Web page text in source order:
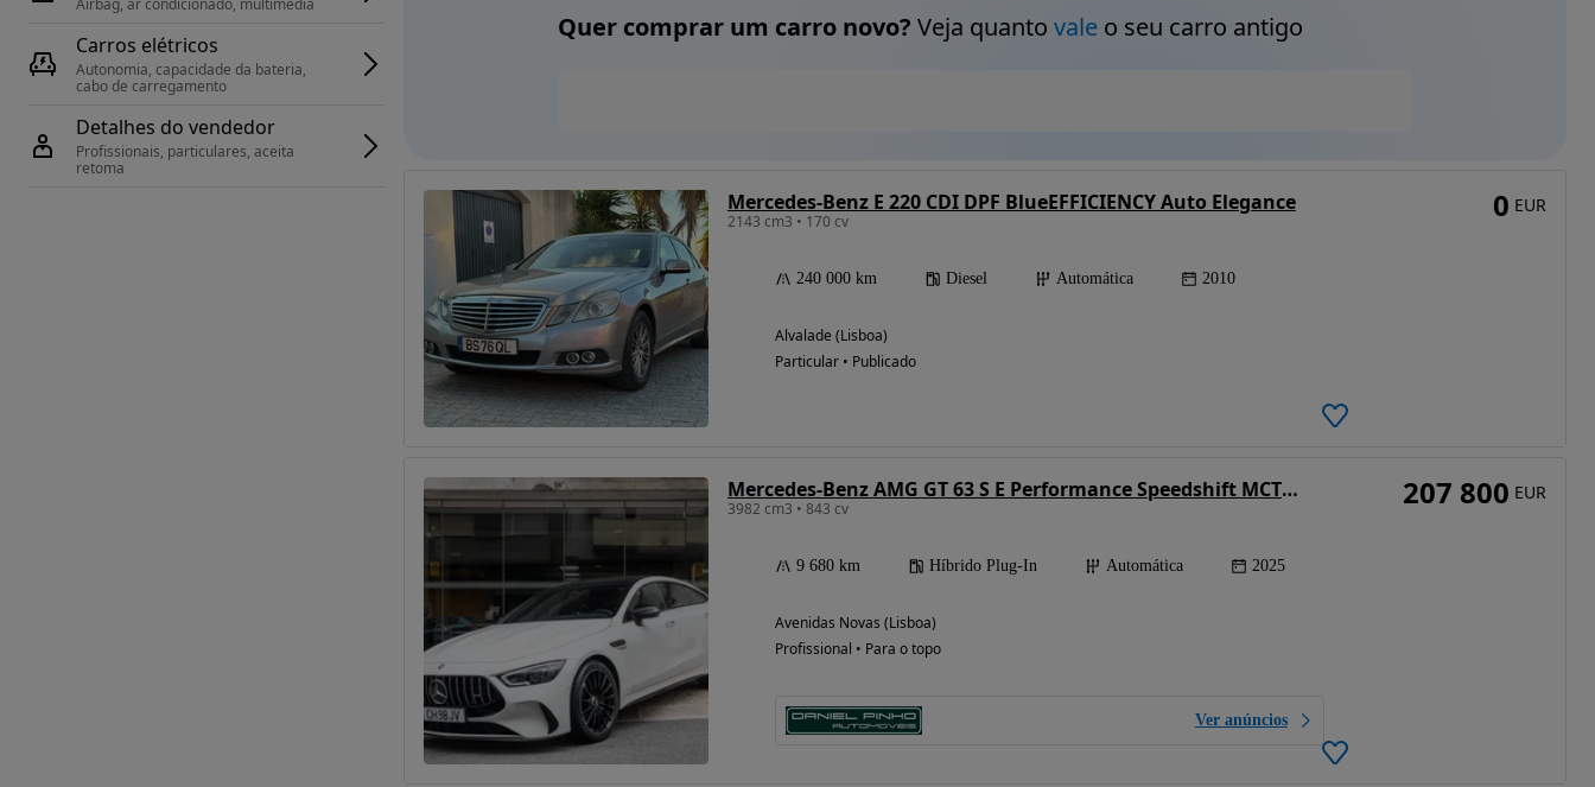
Carros elétricos
Autonomia, capacidade da bateria,
cabo de carregamento
Detalhes do vendedor
Profissionais, particulares, aceita
retoma
Quer comprar um carro novo? Veja quanto valeo seu carro antigo
Mercedes-Benz E 220 CDI DPF BlueEFFICIENCY Auto Elegance
2143 cm3 • 170 cv
240 000 km Diesel Automática 2010
Alvalade (Lisboa)
Particular • Publicado
0 EUR
Mercedes-Benz AMG GT 63 S E Performance Speedshift MCT 9G
3982 cm3 • 843 cv
9 680 km Híbrido Plug-In Automática 2025
Avenidas Novas (Lisboa)
Profissional • Para o topo
Ver anúncios
207 800 EUR